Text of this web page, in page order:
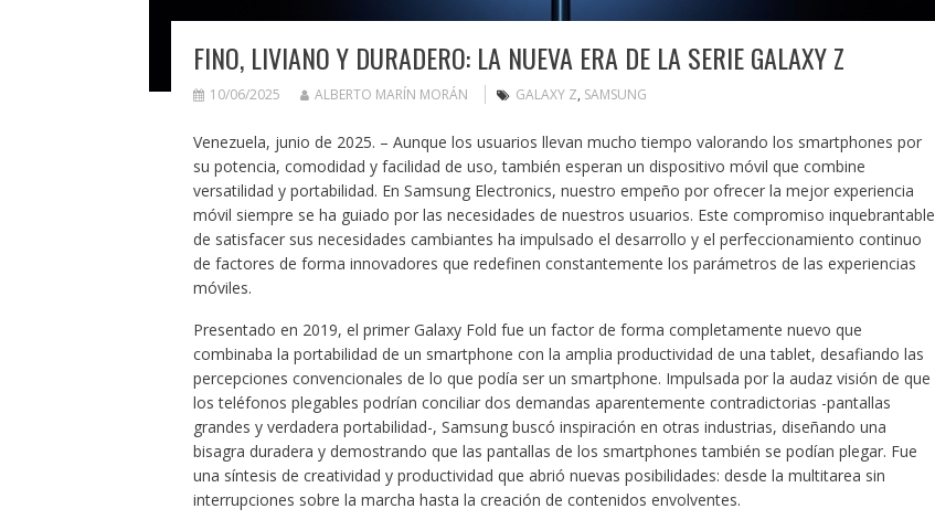
FINO, LIVIANO Y DURADERO: LA NUEVA ERA DE LA SERIE GALAXY Z
10/06/2025 ALBERTO MARÍN MORÁN GALAXY Z, SAMSUNG
Venezuela, junio de 2025. – Aunque los usuarios llevan mucho tiempo valorando los smartphones por
su potencia, comodidad y facilidad de uso, también esperan un dispositivo móvil que combine
versatilidad y portabilidad. En Samsung Electronics, nuestro empeño por ofrecer la mejor experiencia
móvil siempre se ha guiado por las necesidades de nuestros usuarios. Este compromiso inquebrantable
de satisfacer sus necesidades cambiantes ha impulsado el desarrollo y el perfeccionamiento continuo
de factores de forma innovadores que redefinen constantemente los parámetros de las experiencias
móviles.
Presentado en 2019, el primer Galaxy Fold fue un factor de forma completamente nuevo que
combinaba la portabilidad de un smartphone con la amplia productividad de una tablet, desafiando las
percepciones convencionales de lo que podía ser un smartphone. Impulsada por la audaz visión de que
los teléfonos plegables podrían conciliar dos demandas aparentemente contradictorias -pantallas
grandes y verdadera portabilidad-, Samsung buscó inspiración en otras industrias, diseñando una
bisagra duradera y demostrando que las pantallas de los smartphones también se podían plegar. Fue
una síntesis de creatividad y productividad que abrió nuevas posibilidades: desde la multitarea sin
interrupciones sobre la marcha hasta la creación de contenidos envolventes.